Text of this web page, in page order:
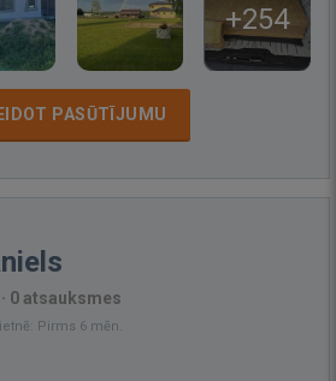
+254
PASŪTĪJUMU
· 0 atsauksmes
Pirms 6 mēn.